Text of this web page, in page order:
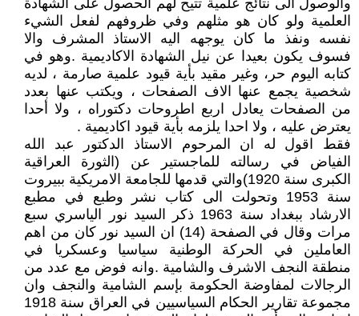
والوصول الى نتائج علمية تتيح لهم الحصول على الشهادة
العلمية ولو كان هو مثلهم وفي ظروفهم لفعل الشيء
نفسه ونفذ ما كان يوجهه اليه الاستاذ المشرف والا
فسوف يكون بعيدا عن نيل الشهادة الاكاديمية .وهو في
كتابه اليوم حر، وغير مقيد بأية قيود علمية صارمة ، لديه
شخصية يجمع عنها الاف الصفحات ، ويكتب عنها بعدد
من الصفحات يعادل اربع اطروحات دكتوراه ، ولا أحدا
يعترض عليه ، ولا احدا يلزمه بأية قيود اكاديمية .
فقط اقول له ان المرحوم الاستاذ الدكتور عبد الله
الفياض في رسالته للماجستير عن (الثورة العراقية
الكبرى سنة 1920)والتي قدمها للجامعة الامريكية ببيروت
سنة 1953 وتحولت الى كتاب نشر وطبع في مطبع
الارشاد ببغداد سنة 1963 ذكر السيد نور الياسري سبع
مرات وقال في الصفحة (14) ان السيد نور كان من اهم
العاملين في الحركة الوطنية سياسيا وعسكريا في
منطقة النجف الاشرف والشامية .وانه فوض مع عدد من
الرجالات لمفاوضة الحكومة بإسم الشامية والنجف وان
مجموعة تقارير الحكام السياسيين في العراق سنة 1918